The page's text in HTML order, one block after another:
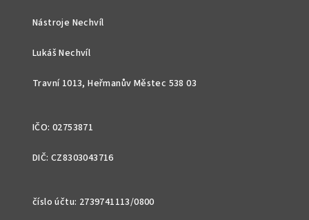
Nástroje Nechvíl
Lukáš Nechvíl
Travní 1013, Heřmanův Městec 538 03
IČO: 02753871
DIČ: CZ8303043716
číslo účtu: 2739741113/0800